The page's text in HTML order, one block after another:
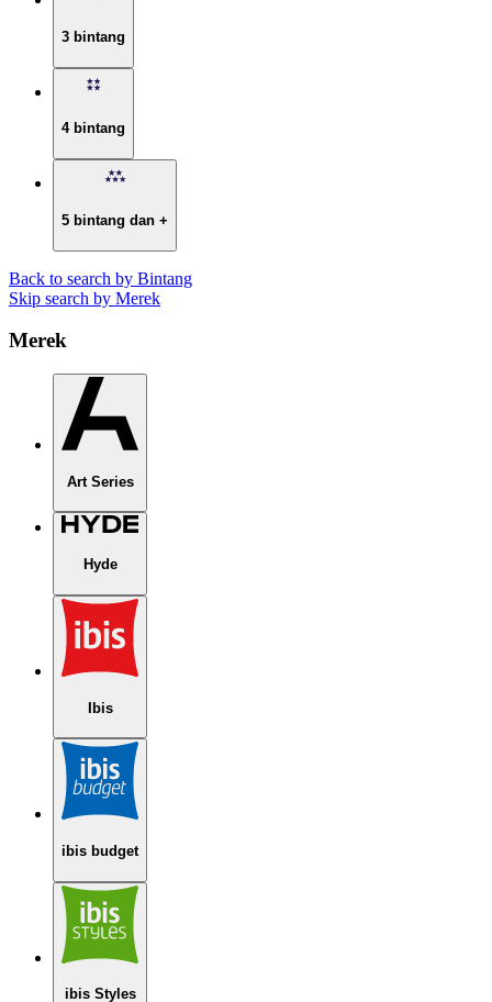
3 bintang
4 bintang
5 bintang dan +
Back to search by Bintang
Skip search by Merek
Merek
Art Series
Hyde
Ibis
ibis budget
ibis Styles